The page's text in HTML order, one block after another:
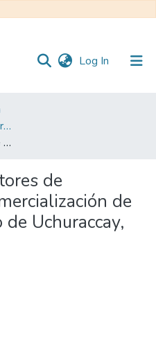
Log In (current)
Ingeniería de Negocios Agronómicos y Forestales
Análisis de los factores de producción y la comercialización de ovino en el distrito de Uchuraccay, 2023
de
de
Uchuraccay,